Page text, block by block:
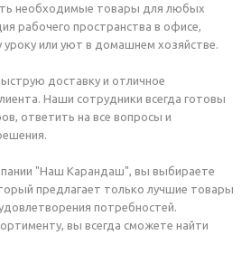
необходимые товары для любых
рабочего пространства в офисе,
или уют в домашнем хозяйстве.
доставку и отличное
Наши сотрудники всегда готовы
ответить на все вопросы и
"Наш Карандаш", вы выбираете
предлагает только лучшие товары
потребностей.
вы всегда сможете найти